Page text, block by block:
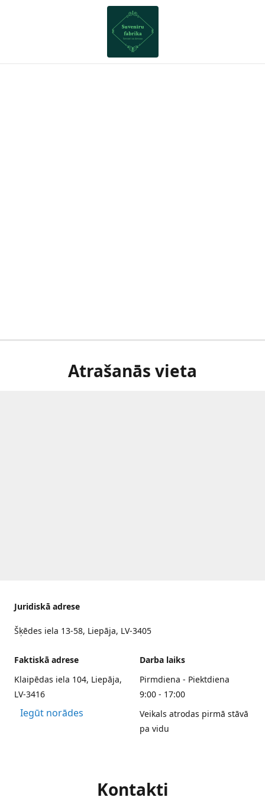
Atrašanās vieta
Juridiskā adrese
Šķēdes iela 13-58, Liepāja, LV-3405
Faktiskā adrese
Klaipēdas iela 104, Liepāja,
LV-3416
Iegūt norādes
Darba laiks
Pirmdiena - Piektdiena
9:00 - 17:00
Veikals atrodas pirmā stāvā
pa vidu
Kontakti